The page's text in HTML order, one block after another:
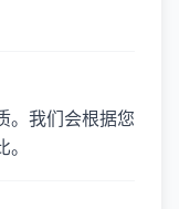
。我们会根据您